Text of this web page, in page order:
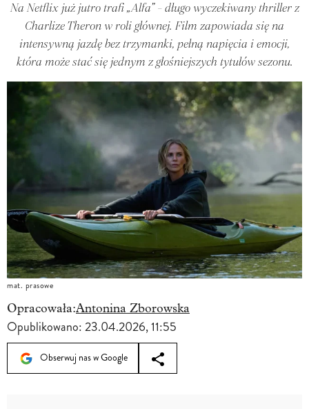
Na Netflix już jutro trafi „Alfa” - długo wyczekiwany thriller z
Charlize Theron w roli głównej. Film zapowiada się na
intensywną jazdę bez trzymanki, pełną napięcia i emocji,
która może stać się jednym z głośniejszych tytułów sezonu.
mat. prasowe
Opracowała:Antonina Zborowska
Opublikowano:23.04.2026, 11:55
Obserwuj nas w Google